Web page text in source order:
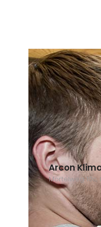
Arcon
Mortelweg 10c,